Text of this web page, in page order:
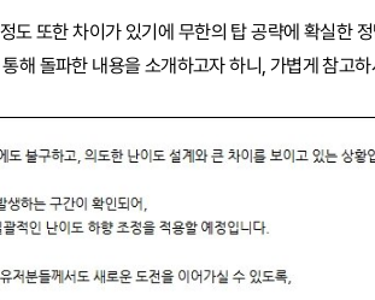
도 또한 차이가 있기에 무한의 탑 공략에 확실한
해 돌파한 내용을 소개하고자 하니, 가볍게 참고